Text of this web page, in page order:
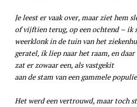
Je leest er vaak over, maar ziet hem
of vijftien terug, op een ochtend – ik
weerklonk in de tuin van het
geratel, ik liep naar het raam, en daar
zat er zowaar een, als vastgekit
aan de stam van een gammele
Het werd een vertrouwd, maar toch